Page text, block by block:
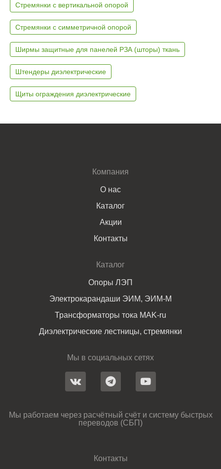
Стремянки с вертикальной опорой
Стремянки с симметричной опорой
Ширмы защитные для панелей РЗА (шторы) ткань
Штендеры диэлектрические
Щиты ограждения диэлектрические
Компания
О нас
Каталог
Акции
Контакты
Каталог
Опоры ЛЭП
Электрокарандаши ЭИМ, ЭИМ-М
Трансформаторы тока MAK-ru
Диэлектрические лестницы, стремянки
Мы в социальных сетях
Мы работаем через расчётный счёт и систему быстрых
переводов (СБП)
Контакты